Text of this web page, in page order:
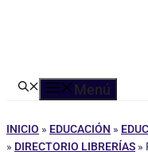
Menú
INICIO » EDUCACIÓN »
» DIRECTORIO LIBRERÍAS »